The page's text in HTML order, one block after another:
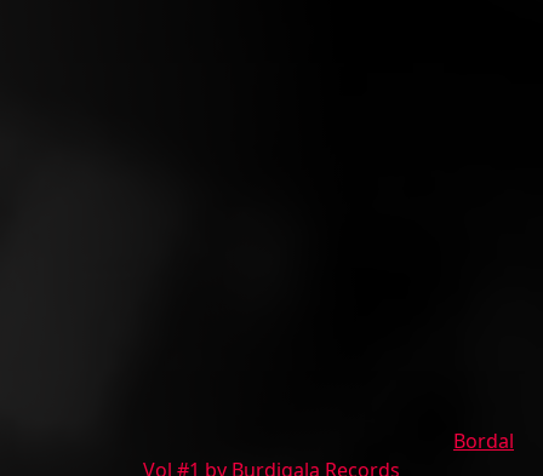
Bordal
Vol #1 by Burdigala Records